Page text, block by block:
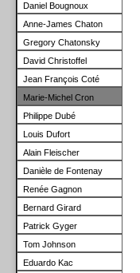
Daniel Bougnoux
Anne-James Chaton
Gregory Chatonsky
David Christoffel
Jean François Coté
Marie-Michel Cron
Philippe Dubé
Louis Dufort
Alain Fleischer
Danièle de Fontenay
Renée Gagnon
Bernard Girard
Patrick Gyger
Tom Johnson
Eduardo Kac